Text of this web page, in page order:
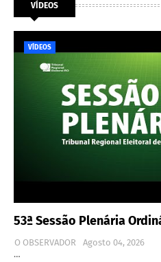
VÍDEOS
VÍDEOS
53ª Sessão Plenária
O OBSERVADOR
Agosto 04, 2026
…